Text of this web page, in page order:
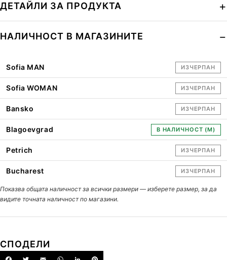
ДЕТАЙЛИ ЗА ПРОДУКТА
НАЛИЧНОСТ В МАГАЗИНИТЕ
Sofia MAN ИЗЧЕРПАН
Sofia WOMAN ИЗЧЕРПАН
Bansko ИЗЧЕРПАН
Blagoevgrad В НАЛИЧНОСТ (M)
Petrich ИЗЧЕРПАН
Bucharest ИЗЧЕРПАН
Показва общата наличност за всички размери — изберете размер, за да
видите точната наличност по магазини.
СПОДЕЛИ